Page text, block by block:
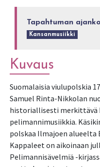
Tapahtuman
Kansanmusiikki
Kuvaus
Suomalaisia viulupolskia
Samuel Rinta-Nikkolan
historiallisesti merkittävä
pelimannimusiikkia.
polskaa Ilmajoen alueelta
Kappaleet on aikoinaan
Pelimannisävelmiä -